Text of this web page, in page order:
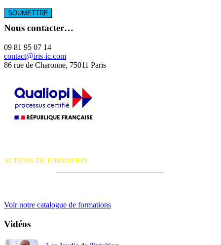
Nous contacter…
09 81 95 07 14
contact@iris-ic.com
86 rue de Charonne, 75011 Paris
ACTIONS DE FORMATION
Voir notre catalogue de formations
Vidéos